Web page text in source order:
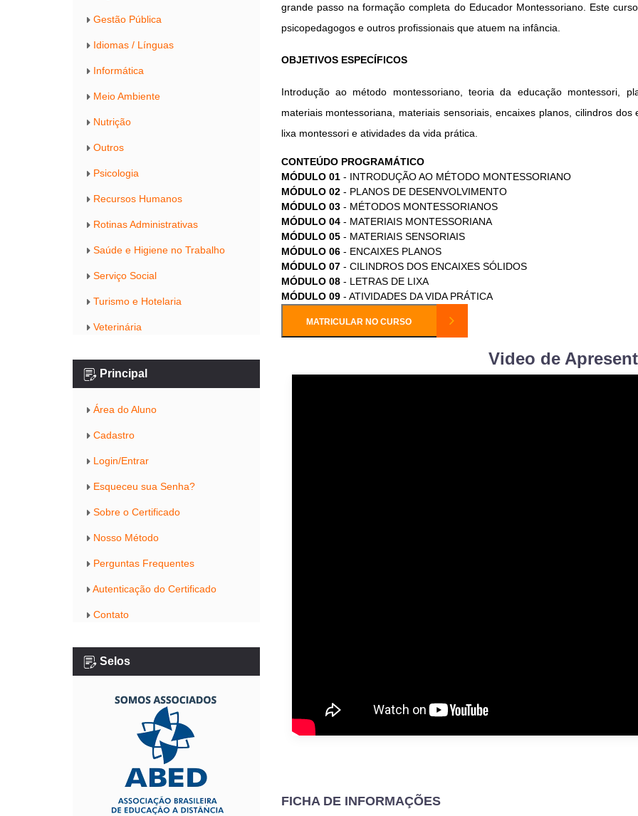
Gestão Pública
Idiomas / Línguas
Informática
Meio Ambiente
Nutrição
Outros
Psicologia
Recursos Humanos
Rotinas Administrativas
Saúde e Higiene no Trabalho
Serviço Social
Turismo e Hotelaria
Veterinária
Principal
Área do Aluno
Cadastro
Login/Entrar
Esqueceu sua Senha?
Sobre o Certificado
Nosso Método
Perguntas Frequentes
Autenticação do Certificado
Contato
Selos
grande passo na formação completa do Educador Montessoriano. Este
psicopedagogos e outros profissionais que atuem na infância.
OBJETIVOS ESPECÍFICOS
Introdução ao método montessoriano, teoria da educação montessori,
materiais montessoriana, materiais sensoriais, encaixes planos, cilindros
lixa montessori e atividades da vida prática.
CONTEÚDO PROGRAMÁTICO
MÓDULO 01- INTRODUÇÃO AO MÉTODO MONTESSORIANO
MÓDULO 02- PLANOS DE DESENVOLVIMENTO
MÓDULO 03- MÉTODOS MONTESSORIANOS
MÓDULO 04- MATERIAIS MONTESSORIANA
MÓDULO 05- MATERIAIS SENSORIAIS
MÓDULO 06- ENCAIXES PLANOS
MÓDULO 07- CILINDROS DOS ENCAIXES SÓLIDOS
MÓDULO 08- LETRAS DE LIXA
MÓDULO 09- ATIVIDADES DA VIDA PRÁTICA
MATRICULAR NO CURSO
Video de
FICHA DE INFORMAÇÕES